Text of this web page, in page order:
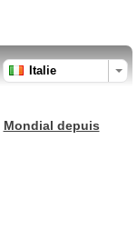
Italie
Mondial depuis